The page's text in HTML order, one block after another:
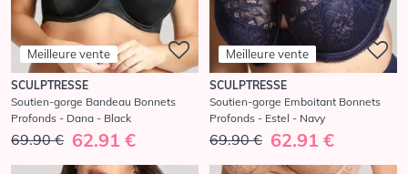
Meilleure vente
SCULPTRESSE
Soutien-gorge Bandeau Bonnets
Profonds - Dana - Black
69.90 € 62.91 €
Meilleure vente
SCULPTRESSE
Soutien-gorge Emboitant Bonnets
Profonds - Estel - Navy
69.90 € 62.91 €